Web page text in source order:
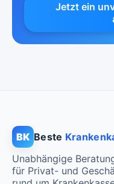
Jetzt ein
BK Beste
Unabhängige
für Privat- und